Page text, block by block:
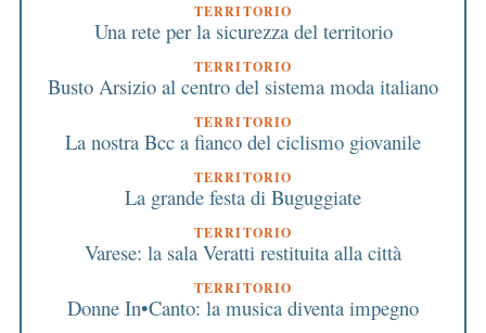
TERRITORIO
Una rete per la sicurezza del territorio
TERRITORIO
Busto Arsizio al centro del sistema moda italiano
TERRITORIO
La nostra Bcc a fianco del ciclismo giovanile
TERRITORIO
La grande festa di Buguggiate
TERRITORIO
Varese: la sala Veratti restituita alla città
TERRITORIO
Donne In•Canto: la musica diventa impegno